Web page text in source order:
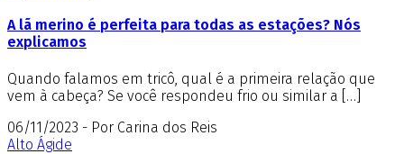
A lã merino é perfeita para todas as estações? Nós
explicamos
Quando falamos em tricô, qual é a primeira relação que
vem à cabeça? Se você respondeu frio ou similar a […]
06/11/2023 - Por Carina dos Reis
Alto Ágide